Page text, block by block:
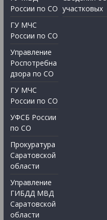
России по СО
ГУ МЧС
России по СО
Управление
Роспотребна
дзора по СО
ГУ МЧС
России по СО
УФСБ России
по СО
Прокуратура
Саратовской
области
Управление
ГИБДД МВД
Саратовской
области
участковых